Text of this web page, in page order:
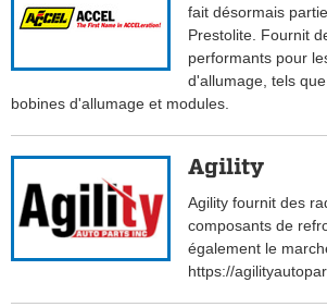
fait désormais
Prestolite. Fournit
performants pour
d'allumage, tels
bobines d'allumage et modules.
Agility
Agility fournit des
composants de
également le
https://